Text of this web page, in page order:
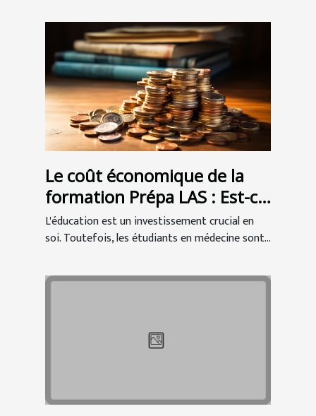
Le coût économique de la
formation Prépa LAS : Est-ce
un bon investissement pour
les étudiants en médecine ?
L'éducation est un investissement crucial en
soi. Toutefois, les étudiants en médecine sont...